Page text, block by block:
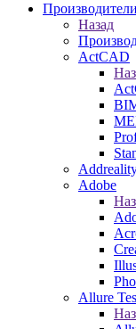
Производители
Назад
ActCAD
Adobe
Allure